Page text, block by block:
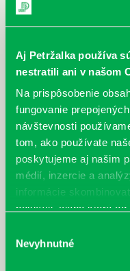
Aj Petržalka používa
nestratili ani v našom
Na prispôsobenie
fungovanie
návštevnosti
tom, ako používate
poskytujeme aj našim
médií, inzercie a
informácie
poskytli, alebo ktoré
súhlasu
Nevyhnutné
Najbližšie
Čítame
ponuke
Každý deň
Odteraz si môžete v
DNES